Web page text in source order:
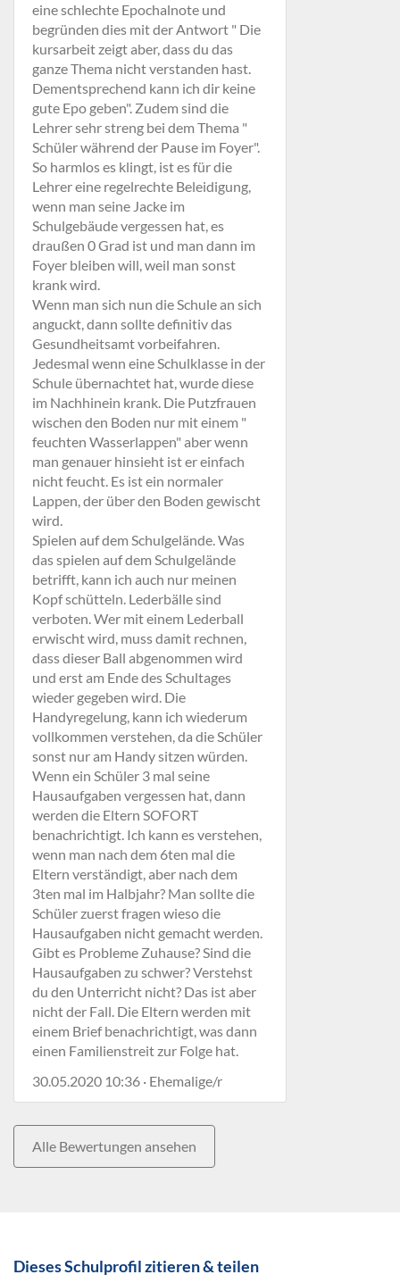
eine schlechte Epochalnote und
begründen dies mit der Antwort " Die
kursarbeit zeigt aber, dass du das
ganze Thema nicht verstanden hast.
Dementsprechend kann ich dir keine
gute Epo geben". Zudem sind die
Lehrer sehr streng bei dem Thema "
Schüler während der Pause im Foyer".
So harmlos es klingt, ist es für die
Lehrer eine regelrechte Beleidigung,
wenn man seine Jacke im
Schulgebäude vergessen hat, es
draußen 0 Grad ist und man dann im
Foyer bleiben will, weil man sonst
krank wird.
Wenn man sich nun die Schule an sich
anguckt, dann sollte definitiv das
Gesundheitsamt vorbeifahren.
Jedesmal wenn eine Schulklasse in der
Schule übernachtet hat, wurde diese
im Nachhinein krank. Die Putzfrauen
wischen den Boden nur mit einem "
feuchten Wasserlappen" aber wenn
man genauer hinsieht ist er einfach
nicht feucht. Es ist ein normaler
Lappen, der über den Boden gewischt
wird.
Spielen auf dem Schulgelände. Was
das spielen auf dem Schulgelände
betrifft, kann ich auch nur meinen
Kopf schütteln. Lederbälle sind
verboten. Wer mit einem Lederball
erwischt wird, muss damit rechnen,
dass dieser Ball abgenommen wird
und erst am Ende des Schultages
wieder gegeben wird. Die
Handyregelung, kann ich wiederum
vollkommen verstehen, da die Schüler
sonst nur am Handy sitzen würden.
Wenn ein Schüler 3 mal seine
Hausaufgaben vergessen hat, dann
werden die Eltern SOFORT
benachrichtigt. Ich kann es verstehen,
wenn man nach dem 6ten mal die
Eltern verständigt, aber nach dem
3ten mal im Halbjahr? Man sollte die
Schüler zuerst fragen wieso die
Hausaufgaben nicht gemacht werden.
Gibt es Probleme Zuhause? Sind die
Hausaufgaben zu schwer? Verstehst
du den Unterricht nicht? Das ist aber
nicht der Fall. Die Eltern werden mit
einem Brief benachrichtigt, was dann
einen Familienstreit zur Folge hat.
30.05.2020 10:36 · Ehemalige/r
Alle Bewertungen ansehen
Dieses Schulprofil zitieren & teilen